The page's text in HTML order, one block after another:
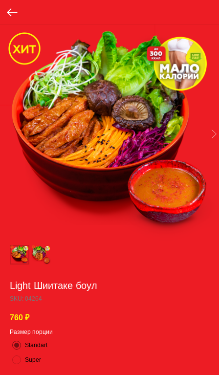
Light Шиитаке боул
SKU: 04264
760 ₽
Размер порции
Standart
Super